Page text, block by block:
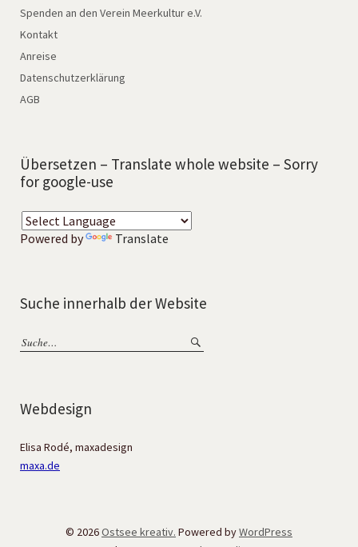
Spenden an den Verein Meerkultur e.V.
Kontakt
Anreise
Datenschutzerklärung
AGB
Übersetzen – Translate whole website – Sorry
for google-use
Powered by Translate
Suche innerhalb der Website
Webdesign
Elisa Rodé, maxadesign
maxa.de
© 2026Ostsee kreativ. Powered byWordPress